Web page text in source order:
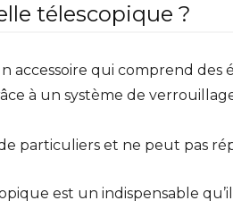
télescopique ?
accessoire qui comprend
à un système de
particuliers et ne peut pas
est un indispensable